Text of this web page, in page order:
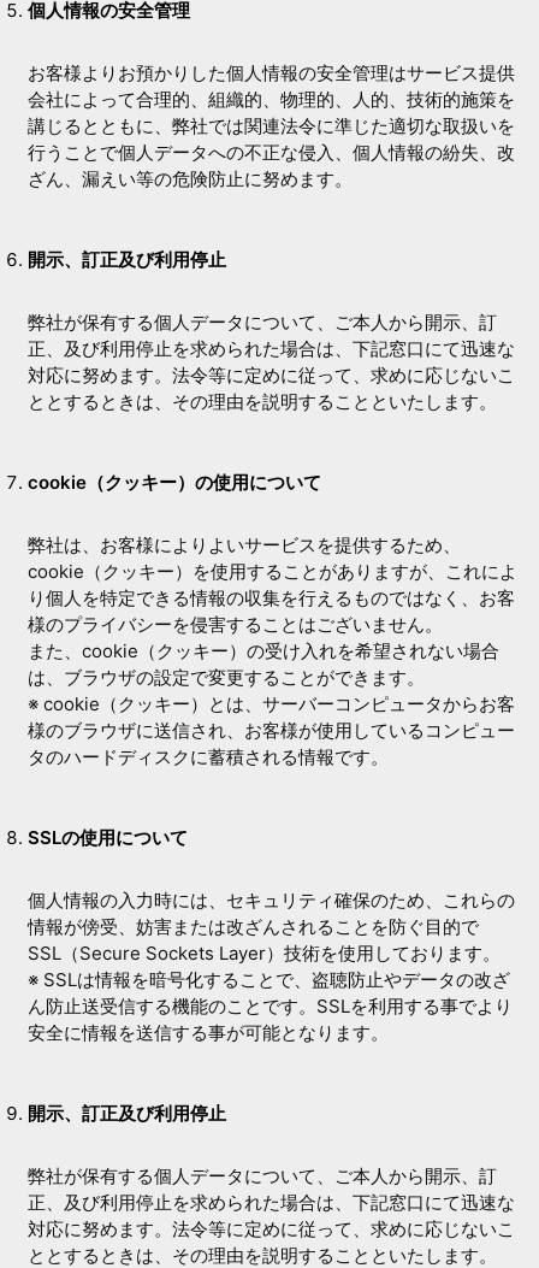
個人情報の安全管理
お客様よりお預かりした個人情報の安全管理はサービス提供
会社によって合理的、組織的、物理的、人的、技術的施策を
講じるとともに、弊社では関連法令に準じた適切な取扱いを
行うことで個人データへの不正な侵入、個人情報の紛失、改
ざん、漏えい等の危険防止に努めます。
開示、訂正及び利用停止
弊社が保有する個人データについて、ご本人から開示、訂
正、及び利用停止を求められた場合は、下記窓口にて迅速な
対応に努めます。法令等に定めに従って、求めに応じないこ
ととするときは、その理由を説明することといたします。
cookie（クッキー）の使用について
弊社は、お客様によりよいサービスを提供するため、
cookie（クッキー）を使用することがありますが、これによ
り個人を特定できる情報の収集を行えるものではなく、お客
様のプライバシーを侵害することはございません。
また、cookie（クッキー）の受け入れを希望されない場合
は、ブラウザの設定で変更することができます。
※ cookie（クッキー）とは、サーバーコンピュータからお客
様のブラウザに送信され、お客様が使用しているコンピュー
タのハードディスクに蓄積される情報です。
SSLの使用について
個人情報の入力時には、セキュリティ確保のため、これらの
情報が傍受、妨害または改ざんされることを防ぐ目的で
SSL（Secure Sockets Layer）技術を使用しております。
※ SSLは情報を暗号化することで、盗聴防止やデータの改ざ
ん防止送受信する機能のことです。SSLを利用する事でより
安全に情報を送信する事が可能となります。
開示、訂正及び利用停止
弊社が保有する個人データについて、ご本人から開示、訂
正、及び利用停止を求められた場合は、下記窓口にて迅速な
対応に努めます。法令等に定めに従って、求めに応じないこ
ととするときは、その理由を説明することといたします。